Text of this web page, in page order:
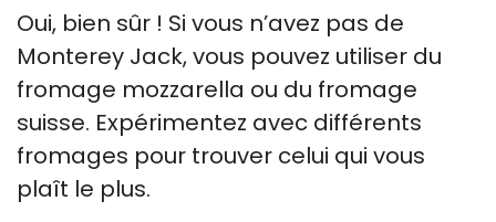
Oui, bien sûr ! Si vous n’avez pas de
Monterey Jack, vous pouvez utiliser du
fromage mozzarella ou du fromage
suisse. Expérimentez avec différents
fromages pour trouver celui qui vous
plaît le plus.